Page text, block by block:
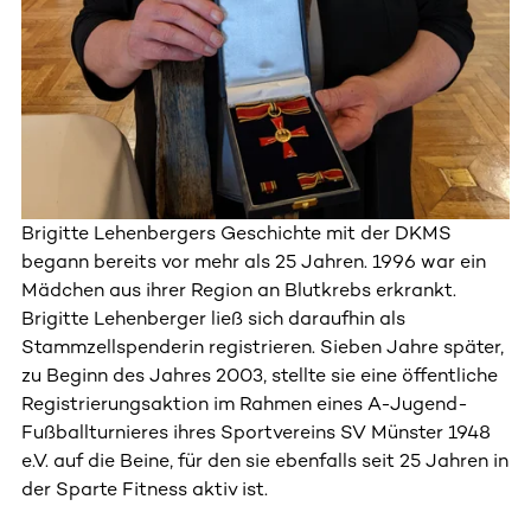
Brigitte Lehenbergers Geschichte mit der DKMS
begann bereits vor mehr als 25 Jahren. 1996 war ein
Mädchen aus ihrer Region an Blutkrebs erkrankt.
Brigitte Lehenberger ließ sich daraufhin als
Stammzellspenderin registrieren. Sieben Jahre später,
zu Beginn des Jahres 2003, stellte sie eine öffentliche
Registrierungsaktion im Rahmen eines A-Jugend-
Fußballturnieres ihres Sportvereins SV Münster 1948
e.V. auf die Beine, für den sie ebenfalls seit 25 Jahren in
der Sparte Fitness aktiv ist.